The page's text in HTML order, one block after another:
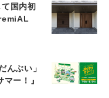
国内初
んぶい」
ー！』